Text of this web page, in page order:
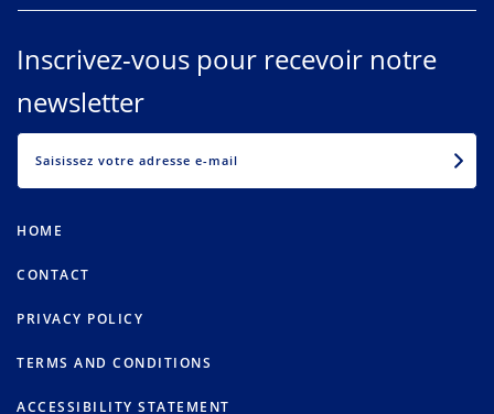
Inscrivez-vous pour recevoir notre
newsletter
HOME
CONTACT
PRIVACY POLICY
TERMS AND CONDITIONS
ACCESSIBILITY STATEMENT